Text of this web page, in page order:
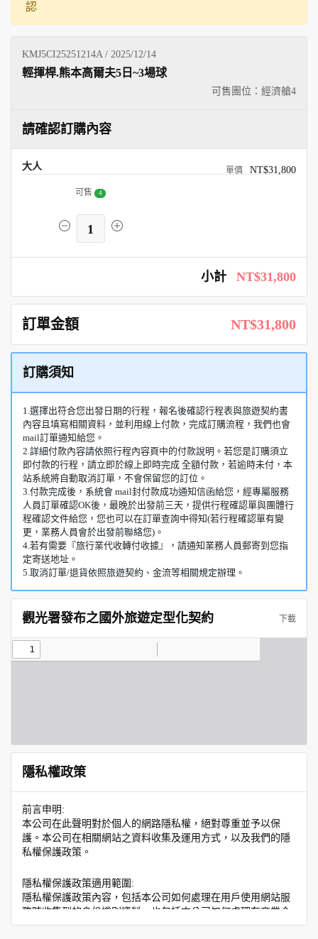
認
KMJ5CI25251214A / 2025/12/14
可售團位：經濟艙4
輕揮桿.熊本高爾夫5日~3場球
請確認訂購內容
大人 NT$31,800
可售 4
1
小計 NT$31,800
訂單金額 NT$31,800
訂購須知
1.選擇出符合您出發日期的行程，報名後確認行程表與旅遊契約書
內容且填寫相關資料，並利用線上付款，完成訂購流程，我們也會
mail訂單通知給您。
2.詳細付款內容請依照行程內容頁中的付款說明。若您是訂購須立
即付款的行程，請立即於線上即時完成 全額付款，若逾時未付，本
站系統將自動取消訂單，不會保留您的訂位。
3.付款完成後，系統會 mail封付款成功通知信函給您，經專屬服務
人員訂單確認OK後，最晚於出發前三天，提供行程確認單與團體行
程確認文件給您，您也可以在訂單查詢中得知(若行程確認單有變
更，業務人員會於出發前聯絡您)。
4.若有需要『旅行業代收轉付收據』，請通知業務人員郵寄到您指
定寄送地址。
5.取消訂單/退貨依照旅遊契約、金流等相關規定辦理。
觀光署發布之國外旅遊定型化契約 下載
隱私權政策
前言申明:
本公司在此聲明對於個人的網路隱私權，絕對尊重並予以保
護。本公司在相關網站之資料收集及運用方式，以及我們的隱
私權保護政策。
隱私權保護政策適用範圍:
隱私權保護政策內容，包括本公司如何處理在用戶使用網站服
務時收集到的身份識別資料，也包括本公司如何處理在商業合
作與本公司合作時分享的任何身份識別資料。隱私權保護政策